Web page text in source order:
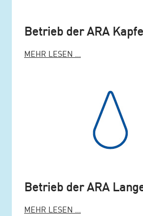
Betrieb der ARA
MEHR LESEN ...
Betrieb der ARA
MEHR LESEN ...